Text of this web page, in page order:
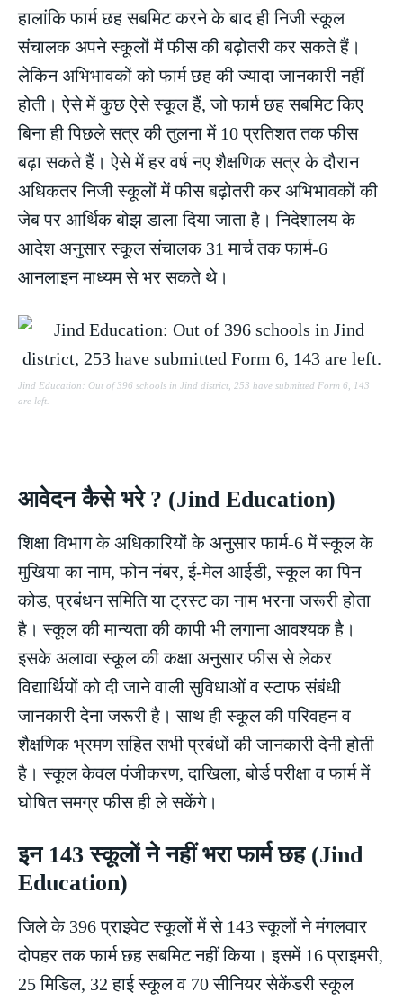
हालांकि फार्म छह सबमिट करने के बाद ही निजी स्कूल
संचालक अपने स्कूलों में फीस की बढ़ोतरी कर सकते हैं।
लेकिन अभिभावकों को फार्म छह की ज्यादा जानकारी नहीं
होती। ऐसे में कुछ ऐसे स्कूल हैं, जो फार्म छह सबमिट किए
बिना ही पिछले सत्र की तुलना में 10 प्रतिशत तक फीस
बढ़ा सकते हैं। ऐसे में हर वर्ष नए शैक्षणिक सत्र के दौरान
अधिकतर निजी स्कूलों में फीस बढ़ोतरी कर अभिभावकों की
जेब पर आर्थिक बोझ डाला दिया जाता है। निदेशालय के
आदेश अनुसार स्कूल संचालक 31 मार्च तक फार्म-6
आनलाइन माध्यम से भर सकते थे।
Jind Education: Out of 396 schools in Jind district, 253 have submitted Form 6, 143
are left.
आवेदन कैसे भरे ? (Jind Education)
शिक्षा विभाग के अधिकारियों के अनुसार फार्म-6 में स्कूल के
मुखिया का नाम, फोन नंबर, ई-मेल आईडी, स्कूल का पिन
कोड, प्रबंधन समिति या ट्रस्ट का नाम भरना जरूरी होता
है। स्कूल की मान्यता की कापी भी लगाना आवश्यक है।
इसके अलावा स्कूल की कक्षा अनुसार फीस से लेकर
विद्यार्थियों को दी जाने वाली सुविधाओं व स्टाफ संबंधी
जानकारी देना जरूरी है। साथ ही स्कूल की परिवहन व
शैक्षणिक भ्रमण सहित सभी प्रबंधों की जानकारी देनी होती
है। स्कूल केवल पंजीकरण, दाखिला, बोर्ड परीक्षा व फार्म में
घोषित समग्र फीस ही ले सकेंगे।
इन 143 स्कूलों ने नहीं भरा फार्म छह (Jind
Education)
जिले के 396 प्राइवेट स्कूलों में से 143 स्कूलों ने मंगलवार
दोपहर तक फार्म छह सबमिट नहीं किया। इसमें 16 प्राइमरी,
25 मिडिल, 32 हाई स्कूल व 70 सीनियर सेकेंडरी स्कूल